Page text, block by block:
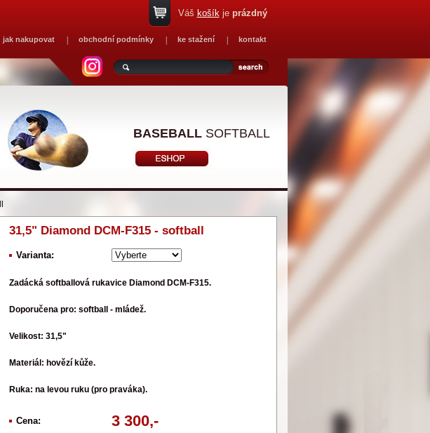
jak nakupovat obchodní podmínky ke stažení kontakt
Váš košíkje prázdný
BASEBALLSOFTBALL
31,5" Diamond DCM-F315 - softball
Varianta:
Zadácká softballová rukavice Diamond DCM-F315.
Doporučena pro: softball - mládež.
Velikost: 31,5"
Materiál: hovězí kůže.
Ruka: na levou ruku (pro praváka).
Cena: 3 300,-